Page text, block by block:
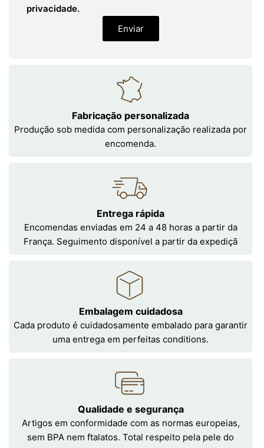
privacidade.
Enviar
Fabricação personalizada
Produção sob medida com personalização realizada por
encomenda.
Entrega rápida
Encomendas enviadas em 24 a 48 horas a partir da
França. Seguimento disponível a partir da expediçã
Embalagem cuidadosa
Cada produto é cuidadosamente embalado para garantir
uma entrega em perfeitas conditions.
Qualidade e segurança
Artigos em conformidade com as normas europeias,
sem BPA nem ftalatos. Total respeito pela pele do